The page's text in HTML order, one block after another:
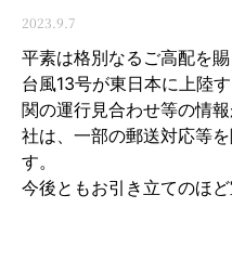
2023.9.7
平素は格別なるご高配を
台風13号が東日本に上陸
関の運行見合わせ等の情
社は、一部の郵送対応等
す。
今後ともお引き立てのほ